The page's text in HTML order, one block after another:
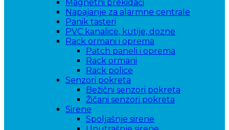
Magnetni prekidači
Napajanje za alarmne centrale
Panik tasteri
PVC kanalice, kutije, dozne
Rack ormani i oprema
Patch paneli i oprema
Rack ormani
Rack police
Senzori pokreta
Bežični senzori pokreta
Žičani senzori pokreta
Sirene
Spoljašnje sirene